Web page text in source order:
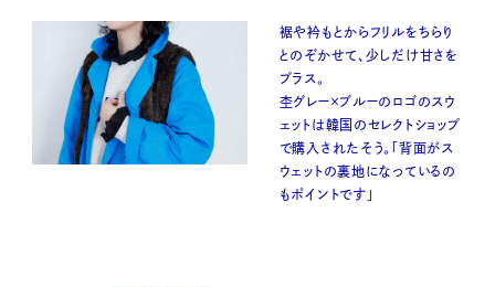
裾や衿もとからフリルをちらり
とのぞかせて、少しだけ甘さを
プラス。
杢グレー×ブルーのロゴのスウ
ェットは韓国のセレクトショップ
で購入されたそう。「背面がス
ウェットの裏地になっているの
もポイントです」